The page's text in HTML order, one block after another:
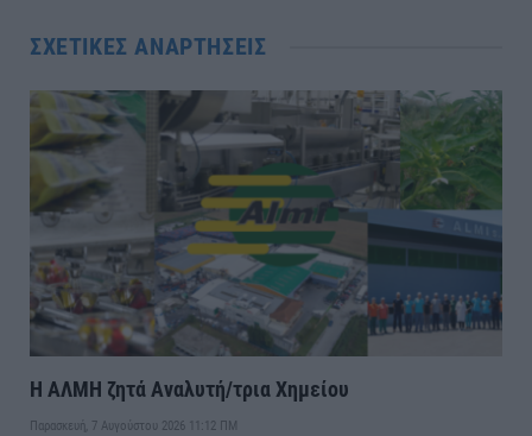
ΣΧΕΤΙΚΈΣ ΑΝΑΡΤΉΣΕΙΣ
Η ΑΛΜΗ ζητά Αναλυτή/τρια Χημείου
Παρασκευή, 7 Αυγούστου 2026 11:12 ΠΜ